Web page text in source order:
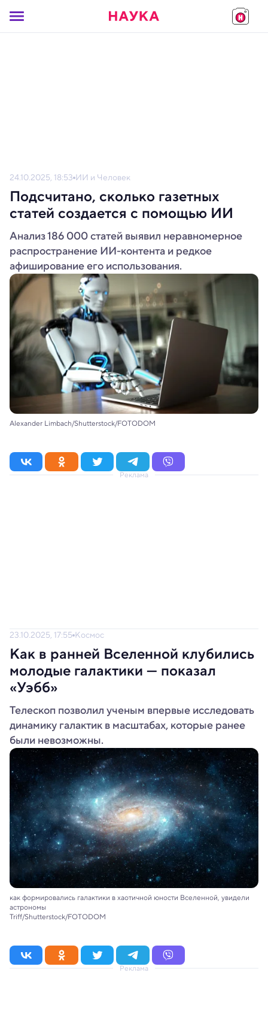
24.10.2025, 18:53 ИИ и Человек
Подсчитано, сколько газетных
статей создается с помощью ИИ
Анализ 186 000 статей выявил неравномерное
распространение ИИ-контента и редкое
афиширование его использования.
Alexander Limbach/Shutterstock/FOTODOM
Реклама
23.10.2025, 17:55 Космос
Как в ранней Вселенной клубились
молодые галактики — показал
«Уэбб»
Телескоп позволил ученым впервые исследовать
динамику галактик в масштабах, которые ранее
были невозможны.
как формировались галактики в хаотичной юности Вселенной, увидели
астрономы
Triff/Shutterstock/FOTODOM
Реклама